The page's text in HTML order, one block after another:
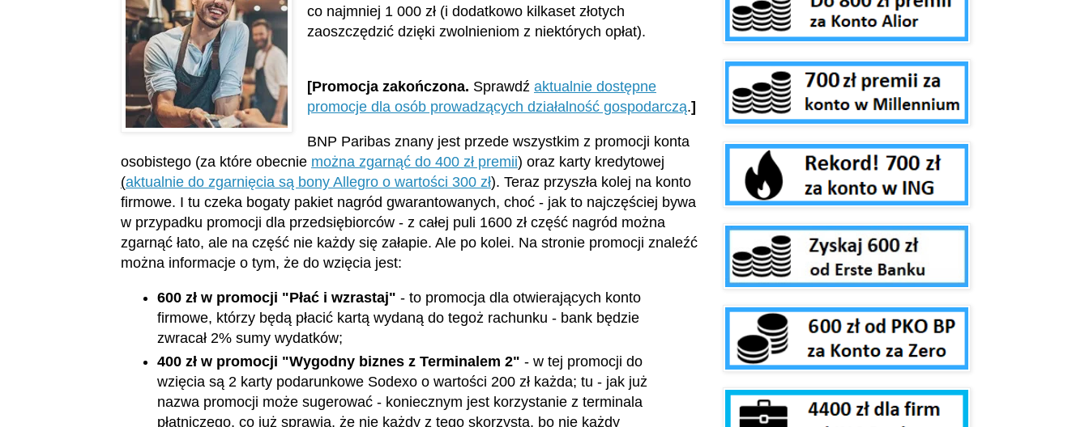
co najmniej 1 000 zł (i dodatkowo kilkaset złotych
zaoszczędzić dzięki zwolnieniom z niektórych opłat).
[Promocja zakończona. Sprawdź aktualnie dostępne
promocje dla osób prowadzących działalność gospodarczą.]
BNP Paribas znany jest przede wszystkim z promocji konta
osobistego (za które obecnie można zgarnąć do 400 zł premii) oraz karty kredytowej
(aktualnie do zgarnięcia są bony Allegro o wartości 300 zł). Teraz przyszła kolej na konto
firmowe. I tu czeka bogaty pakiet nagród gwarantowanych, choć - jak to najczęściej bywa
w przypadku promocji dla przedsiębiorców - z całej puli 1600 zł część nagród można
zgarnąć łato, ale na część nie każdy się załapie. Ale po kolei. Na stronie promocji znaleźć
można informacje o tym, że do wzięcia jest:
600 zł w promocji "Płać i wzrastaj" - to promocja dla otwierających konto
firmowe, którzy będą płacić kartą wydaną do tegoż rachunku - bank będzie
zwracał 2% sumy wydatków;
400 zł w promocji "Wygodny biznes z Terminalem 2" - w tej promocji do
wzięcia są 2 karty podarunkowe Sodexo o wartości 200 zł każda; tu - jak już
nazwa promocji może sugerować - koniecznym jest korzystanie z terminala
płatniczego, co już sprawia, że nie każdy z tego skorzysta, bo nie każdy